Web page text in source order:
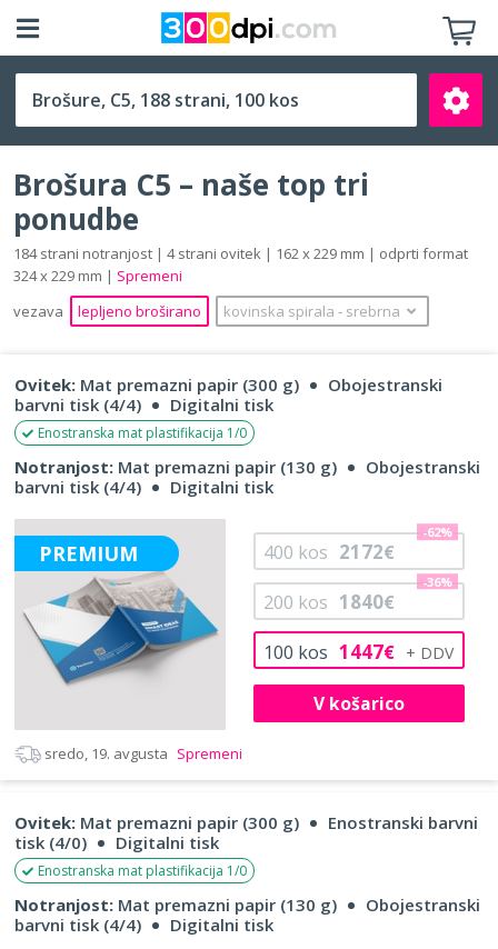
C5 (162 x 229 mm)
Išči
Brošura C5 – naše top tri
ponudbe
184 strani notranjost | 4 strani ovitek | 162 x 229 mm | odprti format
324 x 229 mm | Spremeni
vezava
lepljeno broširano kovinska spirala ‐ srebrna
Ovitek: Mat premazni papir (300 g)
Obojestranski
barvni tisk (4/4)
Digitalni tisk
Enostranska mat plastifikacija 1/0
Notranjost: Mat premazni papir (130 g)
Obojestranski
barvni tisk (4/4)
Digitalni tisk
PREMIUM
100 kos 1447€
200 kos 1840€
-36%
400 kos 2172€
-62%
V košarico
sredo, 19. avgusta Spremeni
Ovitek: Mat premazni papir (300 g)
Enostranski barvni
tisk (4/0)
Digitalni tisk
Enostranska mat plastifikacija 1/0
Notranjost: Mat premazni papir (130 g)
Obojestranski
barvni tisk (4/4)
Digitalni tisk